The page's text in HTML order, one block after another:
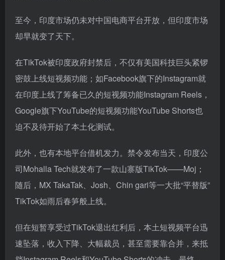
接着在6月份，印度宣布全面封禁59款“和中国有关联”
的APP，且不论涉及的领域及其规模和影响力。彼时，
TikTok拥有2亿印度本土用户和1.5亿月活用户，是第一
批被封禁名单中规模最大的APP。
至今，印度市场仍未对中国电商平台开放，但印度市场
却早就变了天下。
密鼓上线短视频功能；如Facebook旗下的Instagram就
在印度上线了筹备已久的短视频功能Instagram Reels，
Google旗下YouTube的短视频功能YouTube Shorts也
迫不及待开始了本土化测试。
此外，也有本地平台借机发力。禁令发布当天，印度公
司Mohalla Tech就发布了一款山寨版TikTok——Moj；